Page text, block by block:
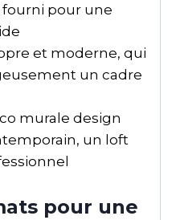
pour une
et moderne, qui
un cadre
murale design
un loft
pour une